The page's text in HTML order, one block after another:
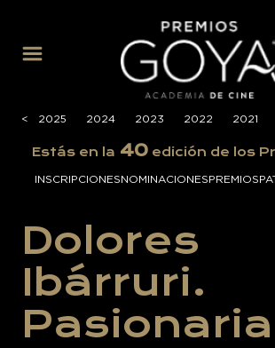
< 2025 2024 2023 2022 2021
Estás en la 40 edición de los
INSCRIPCIONESNOMINACIONESPREMIOS
Dolores
Ibárruri.
Pasionaria